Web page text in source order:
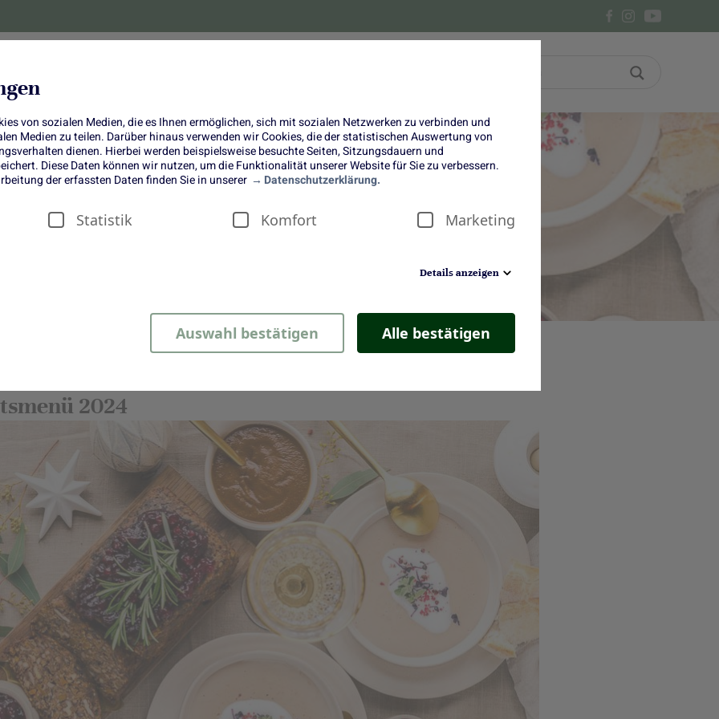
von sozialen Medien, die es Ihnen ermöglichen, sich mit sozialen Netzwerken zu verbinden und
Medien zu teilen. Darüber hinaus verwenden wir Cookies, die der statistischen Auswertung von
dienen. Hierbei werden beispielsweise besuchte Seiten, Sitzungsdauern und
Diese Daten können wir nutzen, um die Funktionalität unserer Website für Sie zu verbessern.
der erfassten Daten finden Sie in unserer
Datenschutzerklärung.
Statistik Komfort Marketing
Details anzeigen
Auswahl bestätigen Alle bestätigen
Cremige Maronensuppe und
Nuss-Linsen-Braten mit
2024